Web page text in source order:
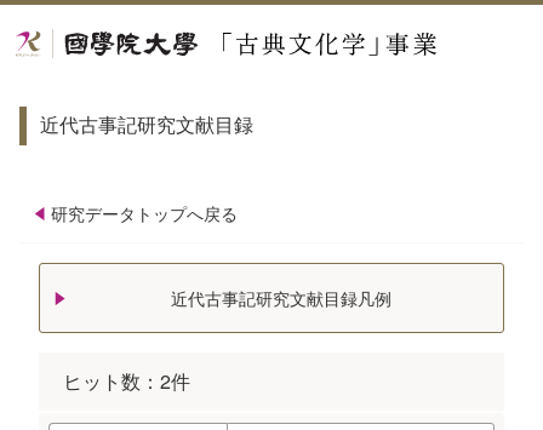
近代古事記研究文献目録
研究データトップへ戻る
近代古事記研究文献目録凡例
ヒット数： 2件